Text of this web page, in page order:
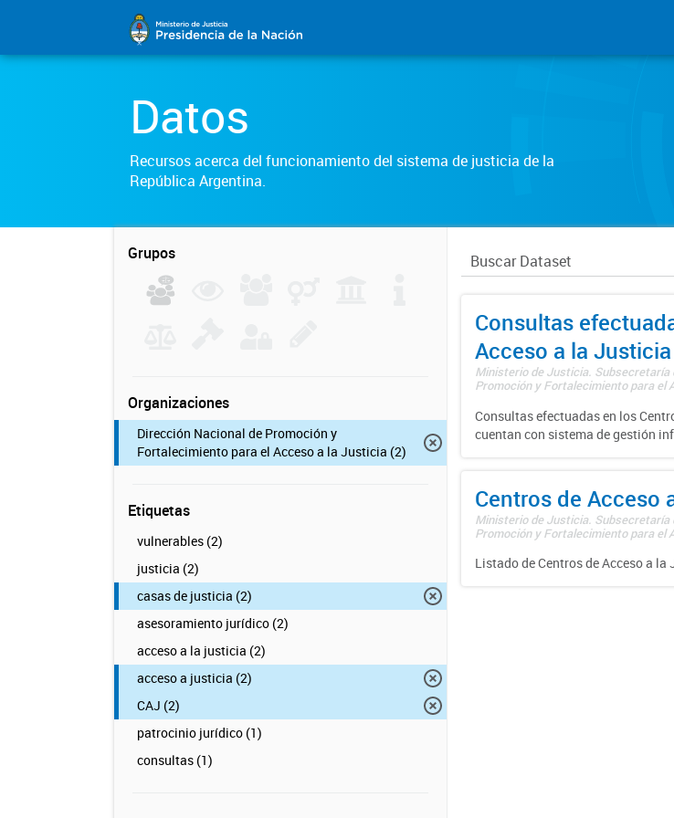
Datos
Recursos acerca del funcionamiento del sistema de justicia de la
República Argentina.
Grupos
Organizaciones
Dirección Nacional de Promoción y
Fortalecimiento para el Acceso a la Justicia (2)
Etiquetas
vulnerables (2)
justicia (2)
casas de justicia (2)
asesoramiento jurídico (2)
acceso a la justicia (2)
acceso a justicia (2)
CAJ (2)
patrocinio jurídico (1)
consultas (1)
Consultas
Acceso a la
Ministerio de Justicia. Subsecretaría
Promoción y Fortalecimiento para el
Consultas efectuadas en los
cuentan con sistema de gestión
Centros de Acceso
Ministerio de Justicia. Subsecretaría
Promoción y Fortalecimiento para el
Listado de Centros de Acceso a